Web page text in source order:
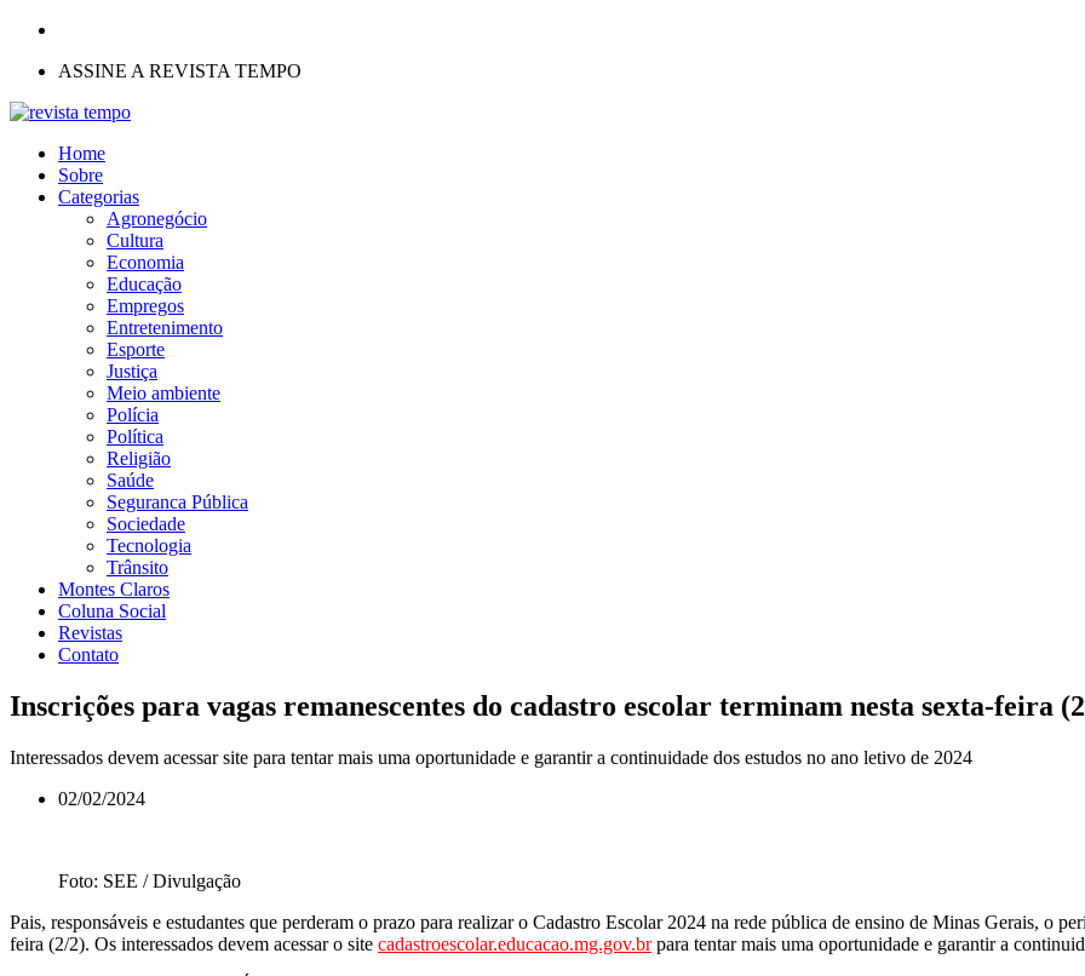
ASSINE A REVISTA TEMPO
Home
Sobre
Categorias
Agronegócio
Cultura
Economia
Educação
Empregos
Entretenimento
Esporte
Justiça
Meio ambiente
Polícia
Política
Religião
Saúde
Seguranca Pública
Sociedade
Tecnologia
Trânsito
Montes Claros
Coluna Social
Revistas
Contato
Inscrições para vagas remanescentes do cadastro escolar terminam nesta sexta-feira
Interessados devem acessar site para tentar mais uma oportunidade e garantir a continuidade dos estudos no ano letivo de 2024
02/02/2024
Foto: SEE / Divulgação
Pais, responsáveis e estudantes que perderam o prazo para realizar o Cadastro Escolar 2024 na rede pública de ensino de Minas Gerais, o
feira (2/2). Os interessados devem acessar o site cadastroescolar.educacao.mg.gov.br para tentar mais uma oportunidade e garantir a